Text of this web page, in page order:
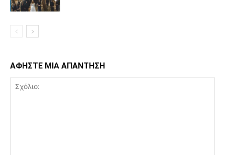
ΑΦΗΣΤΕ ΜΙΑ ΑΠΑΝΤΗΣΗ